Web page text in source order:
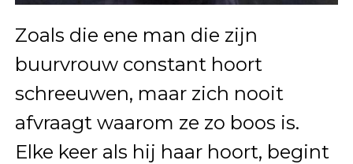
Zoals die ene man die zijn
buurvrouw constant hoort
schreeuwen, maar zich nooit
afvraagt waarom ze zo boos is.
Elke keer als hij haar hoort, begint